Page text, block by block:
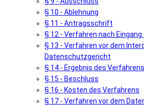
§ 10 - Ablehnung
§ 11 - Antragsschrift
§ 12 - Verfahren nach
§ 13 - Verfahren vor dem
Datenschutzgericht
§ 14 - Ergebnis des Verfahrens
§ 15 - Beschluss
§ 16 - Kosten des Verfahrens
§ 17 - Verfahren vor dem